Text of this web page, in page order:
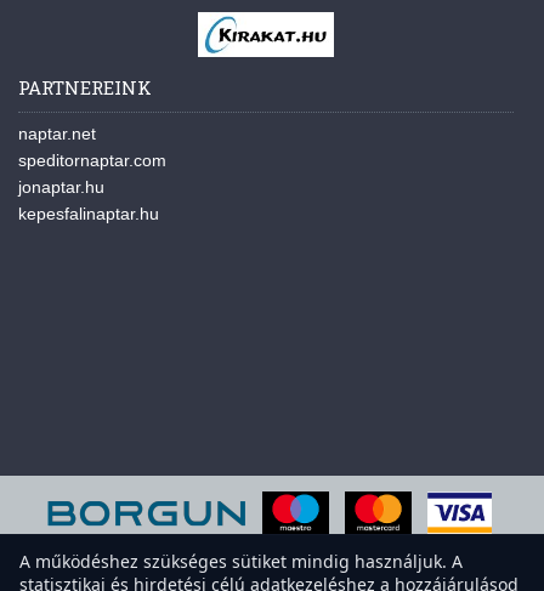
PARTNEREINK
naptar.net
speditornaptar.com
jonaptar.hu
kepesfalinaptar.hu
A működéshez szükséges sütiket mindig használjuk. A
statisztikai és hirdetési célú adatkezeléshez a hozzájárulásod